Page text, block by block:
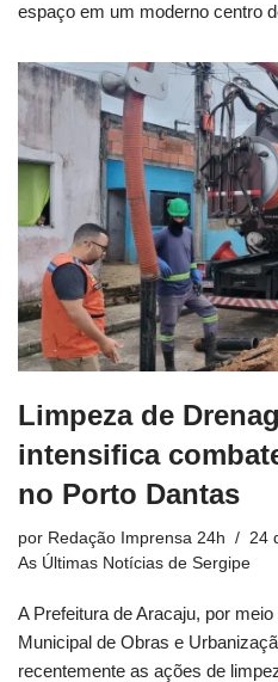
espaço em um moderno centro
Limpeza de
intensifica
no Porto Dantas
por Redação Imprensa 24h
24
As Últimas Notícias de Sergipe
A Prefeitura de Aracaju, por
Municipal de Obras e
recentemente as ações de